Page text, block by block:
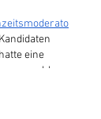
eine
sowohl zu